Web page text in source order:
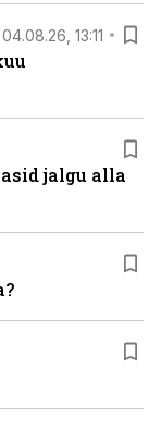
04.08.26, 13:11
jalgu alla